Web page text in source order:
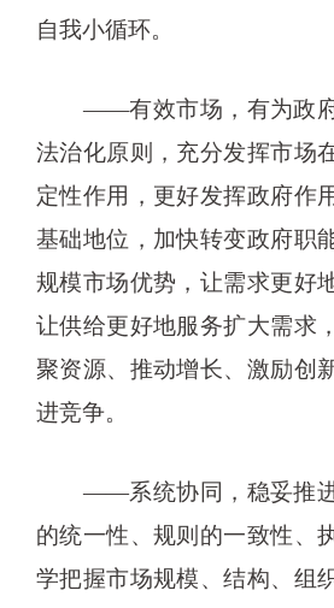
自我小循环。
——有效市场，有为政府
法治化原则，充分发挥市场
定性作用，更好发挥政府作
基础地位，加快转变政府职
规模市场优势，让需求更好
让供给更好地服务扩大需求
聚资源、推动增长、激励创
进竞争。
——系统协同，稳妥推进
的统一性、规则的一致性、
学把握市场规模、结构、组